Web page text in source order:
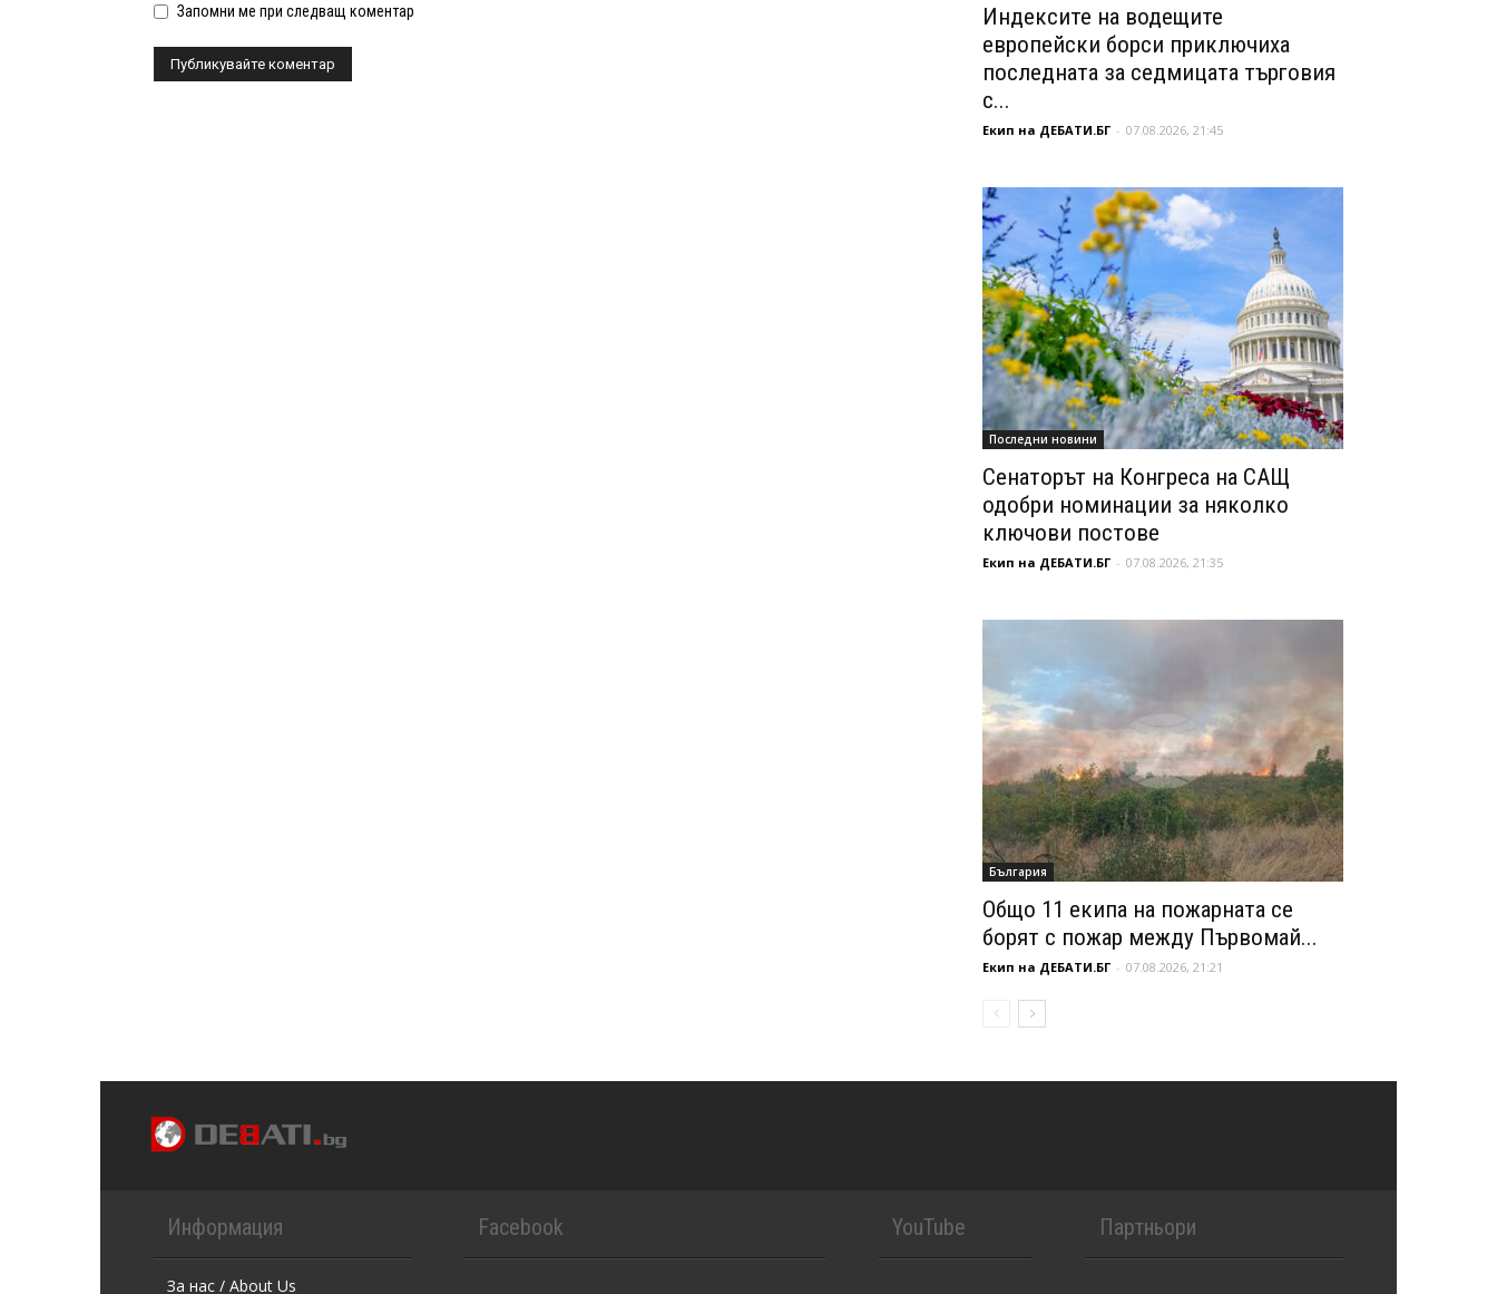
Запомни ме при следващ коментар
Индексите на водещите
европейски борси приключиха
последната за седмицата търговия
с...
Екип на ДЕБАТИ.БГ - 07.08.2026, 21:45
Последни новини
Сенаторът на Конгреса на САЩ
одобри номинации за няколко
ключови постове
Екип на ДЕБАТИ.БГ - 07.08.2026, 21:35
България
Общо 11 екипа на пожарната се
борят с пожар между Първомай...
Екип на ДЕБАТИ.БГ - 07.08.2026, 21:21
Информация
За нас / About Us
Facebook YouTube Партньори